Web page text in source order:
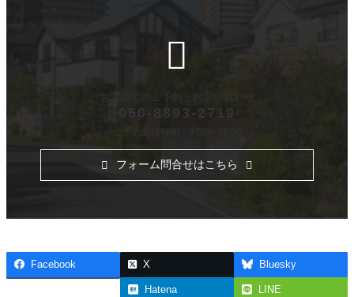
お電話でのご予約・
050-8893-2719
ご予約受付時間：9:00～18:00
フォーム問合せはこちら
Facebook X
Bluesky
Hatena LINE